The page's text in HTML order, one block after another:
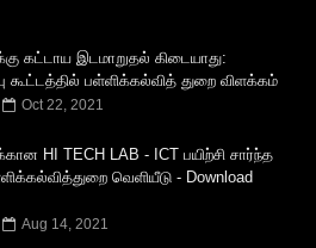
கட்டாய இடமாறுதல் கிடையாது:
கூட்டத்தில் பள்ளிக்கல்வித் துறை விளக்கம்
Oct 22, 2021
HI TECH LAB - ICT பயிற்சி சார்ந்த
வெளியீடு - Download
Aug 14, 2021